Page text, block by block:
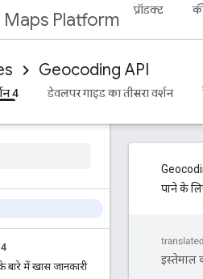
Maps Platform प्रॉडक्ट
Geocoding API
4
डेवलपर गाइड का तीसरा वर्शन
में खास जानकारी
पाने के
इस्तेमाल